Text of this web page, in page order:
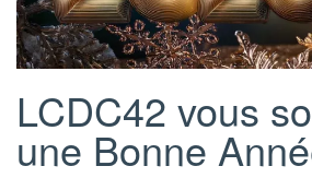
LCDC42 vous
une Bonne